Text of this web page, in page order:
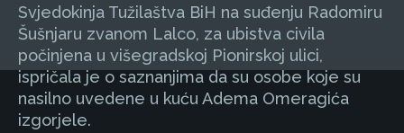
Svjedokinja Tužilaštva BiH na suđenju Radomiru
Šušnjaru zvanom Lalco, za ubistva civila
počinjena u višegradskoj Pionirskoj ulici,
ispričala je o saznanjima da su osobe koje su
nasilno uvedene u kuću Adema Omeragića
izgorjele.